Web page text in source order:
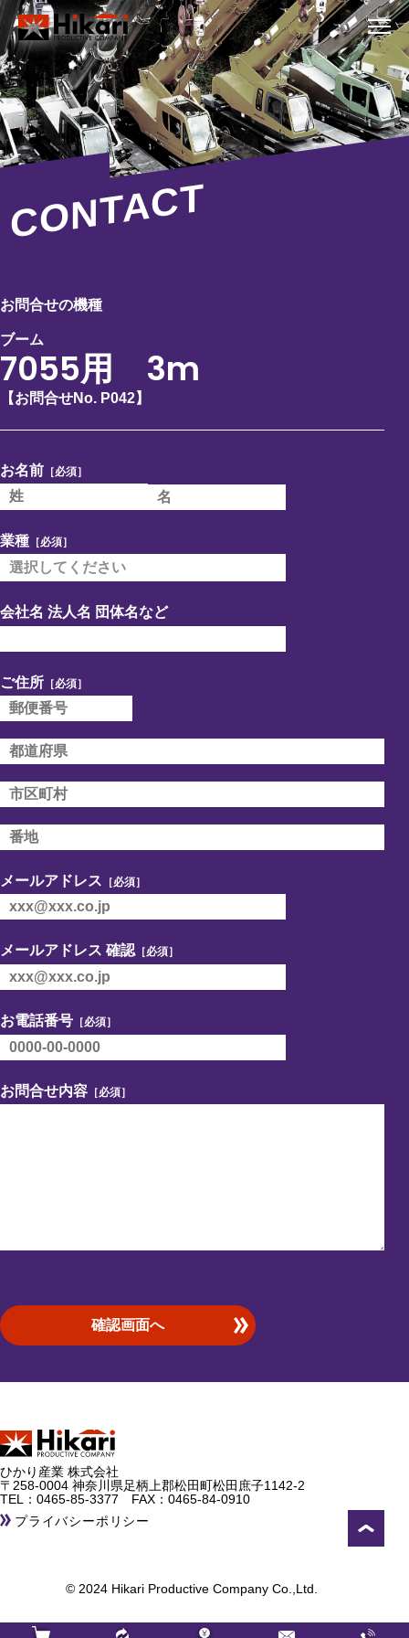
CONTACT
お問合せの機種
ブーム
7055用 3m
【お問合せNo. P042】
お名前 ［必須］
業種 ［必須］
会社名 法人名 団体名など
ご住所 ［必須］
メールアドレス ［必須］
メールアドレス 確認［必須］
お電話番号 ［必須］
お問合せ内容 ［必須］
ひかり産業 株式会社
〒258-0004 神奈川県足柄上郡松田町松田庶子1142-2
TEL： 0465-85-3377 FAX：0465-84-0910
プライバシーポリシー
© 2024 Hikari Productive Company Co.,Ltd.